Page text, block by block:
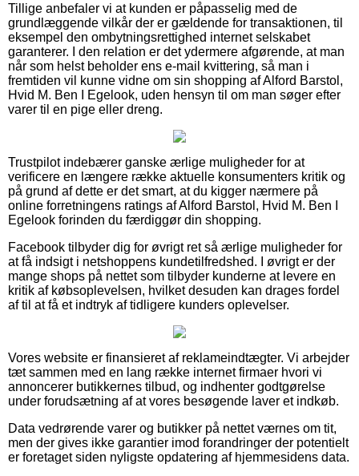
Tillige anbefaler vi at kunden er påpasselig med de
grundlæggende vilkår der er gældende for transaktionen, til
eksempel den ombytningsrettighed internet selskabet
garanterer. I den relation er det ydermere afgørende, at man
når som helst beholder ens e-mail kvittering, så man i
fremtiden vil kunne vidne om sin shopping af Alford Barstol,
Hvid M. Ben I Egelook, uden hensyn til om man søger efter
varer til en pige eller dreng.
Trustpilot indebærer ganske ærlige muligheder for at
verificere en længere række aktuelle konsumenters kritik og
på grund af dette er det smart, at du kigger nærmere på
online forretningens ratings af Alford Barstol, Hvid M. Ben I
Egelook forinden du færdiggør din shopping.
Facebook tilbyder dig for øvrigt ret så ærlige muligheder for
at få indsigt i netshoppens kundetilfredshed. I øvrigt er der
mange shops på nettet som tilbyder kunderne at levere en
kritik af købsoplevelsen, hvilket desuden kan drages fordel
af til at få et indtryk af tidligere kunders oplevelser.
Vores website er finansieret af reklameindtægter. Vi arbejder
tæt sammen med en lang række internet firmaer hvori vi
annoncerer butikkernes tilbud, og indhenter godtgørelse
under forudsætning af at vores besøgende laver et indkøb.
Data vedrørende varer og butikker på nettet værnes om tit,
men der gives ikke garantier imod forandringer der potentielt
er foretaget siden nyligste opdatering af hjemmesidens data.